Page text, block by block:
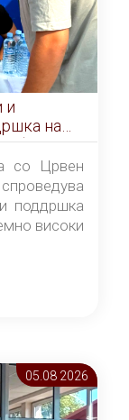
и
на
бран
со Црвен
поддршка
високи
05.08 2026